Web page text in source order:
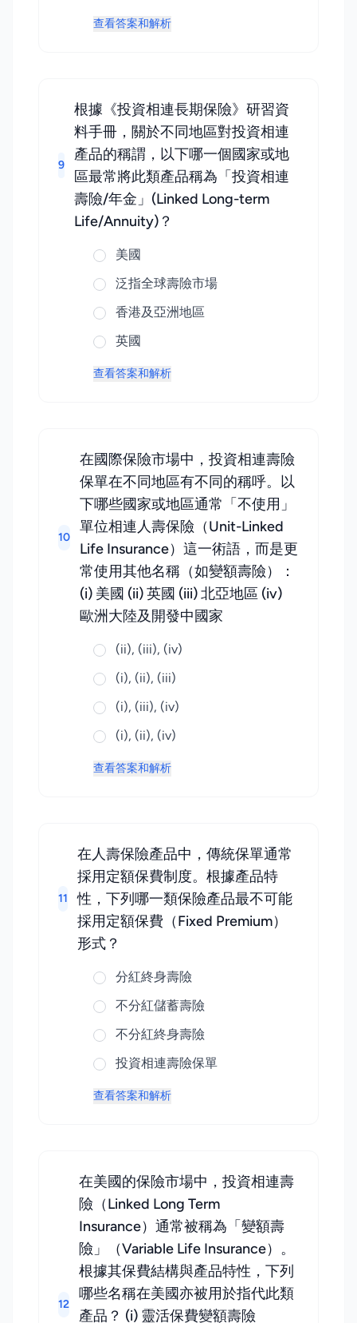
查看答案和解析
9
根據《投資相連長期保險》研習資
料手冊，關於不同地區對投資相連
產品的稱謂，以下哪一個國家或地
區最常將此類產品稱為「投資相連
壽險/年金」(Linked Long-term
Life/Annuity)？
美國
泛指全球壽險市場
香港及亞洲地區
英國
查看答案和解析
10
在國際保險市場中，投資相連壽險
保單在不同地區有不同的稱呼。以
下哪些國家或地區通常「不使用」
單位相連人壽保險（Unit-Linked
Life Insurance）這一術語，而是更
常使用其他名稱（如變額壽險）：
(i) 美國 (ii) 英國 (iii) 北亞地區 (iv)
歐洲大陸及開發中國家
(ii), (iii), (iv)
(i), (ii), (iii)
(i), (iii), (iv)
(i), (ii), (iv)
查看答案和解析
11
在人壽保險產品中，傳統保單通常
採用定額保費制度。根據產品特
性，下列哪一類保險產品最不可能
採用定額保費（Fixed Premium）
形式？
分紅終身壽險
不分紅儲蓄壽險
不分紅終身壽險
投資相連壽險保單
查看答案和解析
12
在美國的保險市場中，投資相連壽
險（Linked Long Term
Insurance）通常被稱為「變額壽
險」（Variable Life Insurance）。
根據其保費結構與產品特性，下列
哪些名稱在美國亦被用於指代此類
產品？ (i) 靈活保費變額壽險